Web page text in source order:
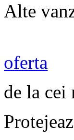
Alte
oferta
de la cei